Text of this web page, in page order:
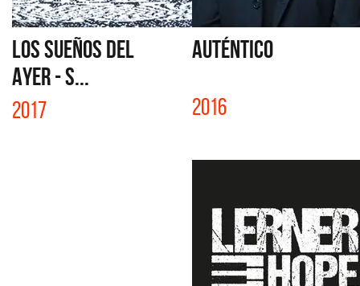
LOS SUEÑOS DEL
AYER - S...
2017
AUTÉNTICO
2016